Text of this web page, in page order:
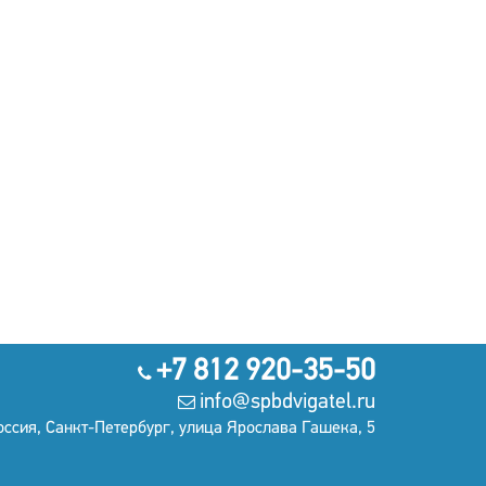
+7 812 920-35-50
info@spbdvigatel.ru
Санкт-Петербург, улица Ярослава Гашека, 5